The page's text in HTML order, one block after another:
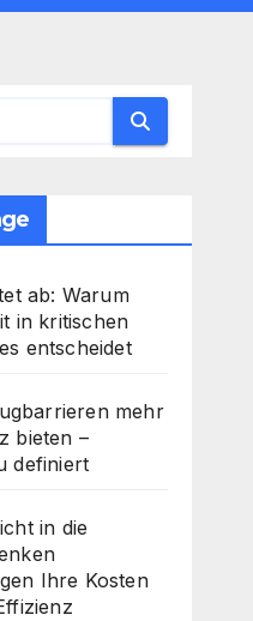
ab: Warum
in kritischen
entscheidet
mehr
bieten –
definiert
in die
Ihre Kosten